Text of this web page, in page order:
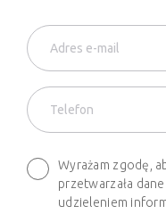
Wyrażam zgodę,
przetwarzała
udzieleniem